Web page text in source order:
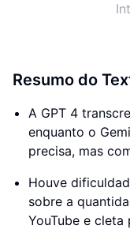
Resumo do
A GPT 4
enquanto o
precisa, mas
Houve
sobre a
YouTube e cleta